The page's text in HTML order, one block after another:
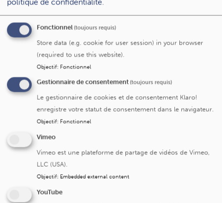
occupe une place très importante dans la vie
quotidienne ;
devient difficile à limiter ou à arrêter ;
entraîne des conflits, de l’isolement ou des difficultés
scolaires ou professionnelles ;
provoque stress, irritabilité ou mal-être lorsque
l’activité est interrompue.
Ces situations peuvent concerner les enfants comme les
Comment se déroule la consultation ?
La première consultation permet :
d’évaluer la situation ;
Fonctionnel(toujours requis)
Store data (e.g. cookie for user session) in your browser
(required to use this website).
Objectif: Fonctionnel
Gestionnaire de consentement(toujours requis)
Le gestionnaire de cookies et de consentement Klaro!
enregistre votre statut de consentement dans le navigateur.
Objectif: Fonctionnel
Vimeo
Vimeo est une plateforme de partage de vidéos de Vimeo,
LLC (USA).
Objectif: Embedded external content
YouTube